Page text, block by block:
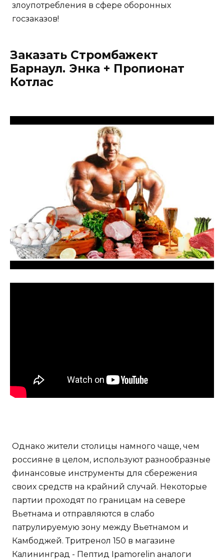
злоупотребления в сфере оборонных
госзаказов!
Заказать Стромбажект
Барнаул. Энка + Пропионат
Котлас
Однако жители столицы намного чаще, чем
россияне в целом, используют разнообразные
финансовые инструменты для сбережения
своих средств на крайний случай. Некоторые
партии проходят по границам на севере
Вьетнама и отправляются в слабо
патрулируемую зону между Вьетнамом и
Камбоджей. Тритренол 150 в магазине
Калининград - Пептид Ipamorelin аналоги